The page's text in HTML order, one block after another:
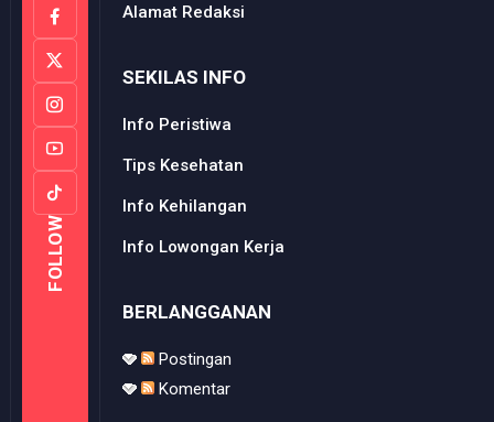
FOLLOW
Alamat Redaksi
SEKILAS INFO
Info Peristiwa
Tips Kesehatan
Info Kehilangan
Info Lowongan Kerja
BERLANGGANAN
Postingan
Komentar